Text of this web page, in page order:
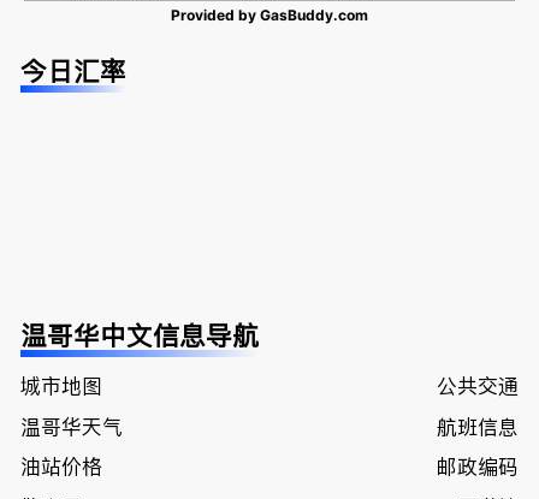
Provided by GasBuddy.com
今日汇率
温哥华中文信息导航
城市地图
公共交通
温哥华天气
航班信息
油站价格
邮政编码